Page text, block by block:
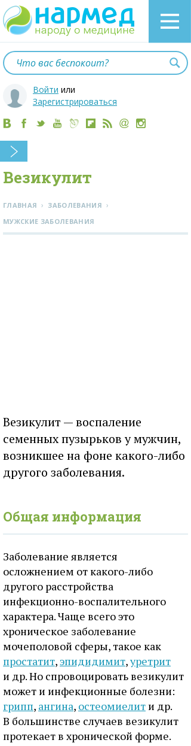
Войти или
Зарегистрироваться
Везикулит
ГЛАВНАЯ › ЗАБОЛЕВАНИЯ ›
МУЖСКИЕ ЗАБОЛЕВАНИЯ
Везикулит — воспаление
семенных пузырьков у мужчин,
возникшее на фоне какого-либо
другого заболевания.
Общая информация
Заболевание является
осложнением от какого-либо
другого расстройства
инфекционно-воспалительного
характера. Чаще всего это
хроническое заболевание
мочеполовой сферы, такое как
простатит,эпидидимит,уретрит
и др. Но спровоцировать везикулит
может и инфекционные болезни:
грипп, ангина, остеомиелити др.
В большинстве случаев везикулит
протекает в хронической форме.